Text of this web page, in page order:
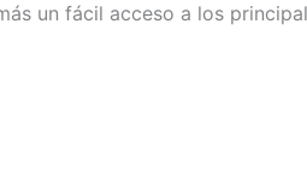
un fácil acceso a los